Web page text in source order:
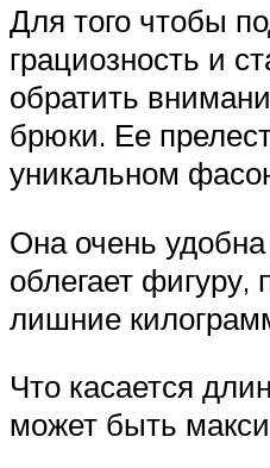
Для того чтобы
грациозность и
обратить
брюки. Ее
уникальном
Она очень
облегает фигуру,
лишние
Что касается
может быть